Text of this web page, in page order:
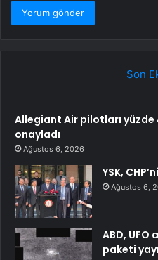
Son
Allegiant Air pilotları yüzde
onayladı
Ağustos 6, 2026
YSK,
Ağustos 6,
ABD,
paketi